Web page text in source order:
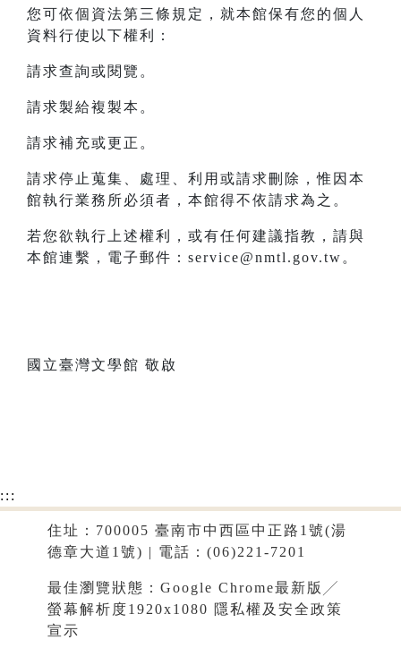
您可依個資法第三條規定，就本館保有您的個人
資料行使以下權利：
請求查詢或閱覽。
請求製給複製本。
請求補充或更正。
請求停止蒐集、處理、利用或請求刪除，惟因本
館執行業務所必須者，本館得不依請求為之。
若您欲執行上述權利，或有任何建議指教，請與
本館連繫，電子郵件：service@nmtl.gov.tw。
國立臺灣文學館 敬啟
:::
住址：700005 臺南市中西區中正路1號(湯
德章大道1號) | 電話：(06)221-7201
最佳瀏覽狀態：Google Chrome最新版╱
螢幕解析度1920x1080 隱私權及安全政策
宣示